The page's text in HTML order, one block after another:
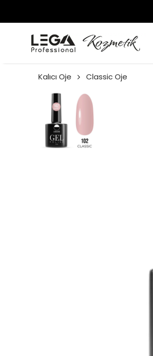
Kalıcı Oje Classic Oje